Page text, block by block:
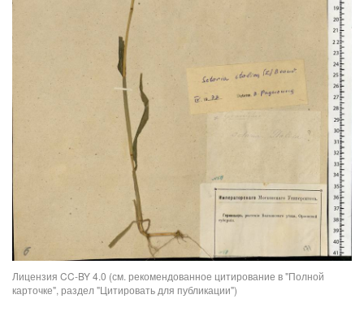
Лицензия CC-BY 4.0 (см. рекомендованное цитирование в "Полной
карточке", раздел "Цитировать для публикации")